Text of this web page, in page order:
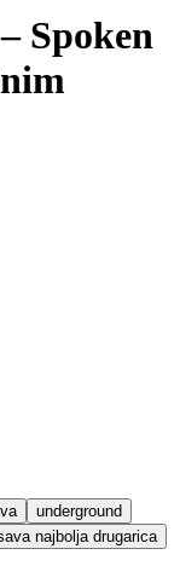
Spoken
underground
najbolja drugarica